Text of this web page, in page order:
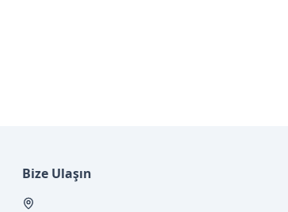
Bize Ulaşın